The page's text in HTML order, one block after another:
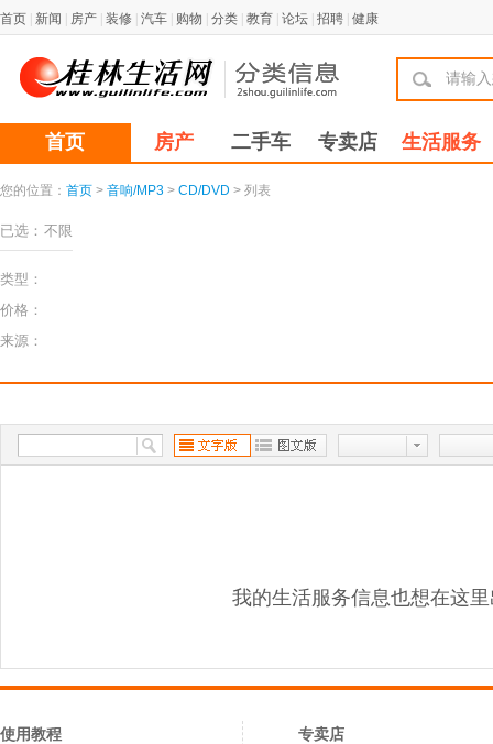
首页 新闻 房产 装修 汽车 购物 分类 教育 论坛 招聘 健康
首页 房产 二手车 专卖店 生活服务
您的位置： 首页 > 音响/MP3 > CD/DVD > 列表
已选： 不限
类型：
价格：
来源：
我的生活服务信息也想在这
使用教程 专卖店